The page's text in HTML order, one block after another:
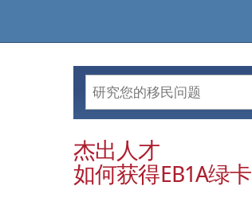
杰出人才
如何获得EB1A绿卡